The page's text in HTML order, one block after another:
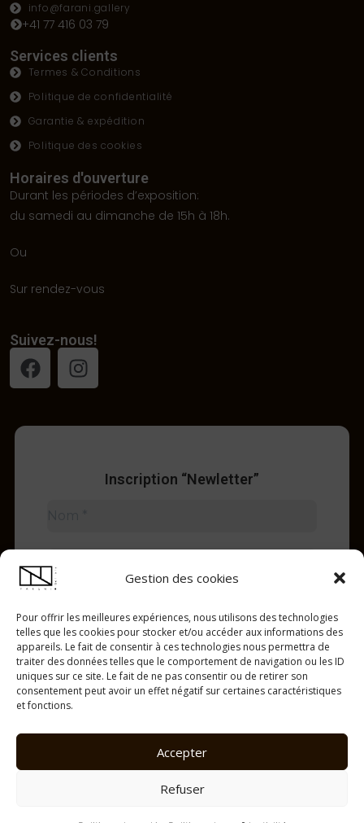
Gestion des cookies
Pour offrir les meilleures expériences, nous utilisons des technologies
telles que les cookies pour stocker et/ou accéder aux informations des
appareils. Le fait de consentir à ces technologies nous permettra de
traiter des données telles que le comportement de navigation ou les ID
uniques sur ce site. Le fait de ne pas consentir ou de retirer son
consentement peut avoir un effet négatif sur certaines caractéristiques
et fonctions.
Accepter
Refuser
info@farani.gallery
+41 77 416 03 79
Services clients
Termes & Conditions
Politique de confidentialité
Garantie & expédition
Politique des cookies
Horaires d'ouverture
Durant les périodes d’exposition:
du samedi au dimanche de 15h à 18h.
Ou
Sur rendez-vous
Suivez-nous!
Inscription “Newletter”
Copyright © 2026 FARANI Gallery | tous droits réservés